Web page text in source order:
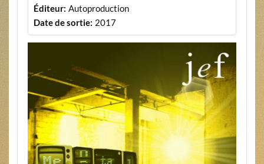
Éditeur: Autoproduction
Date de sortie: 2017